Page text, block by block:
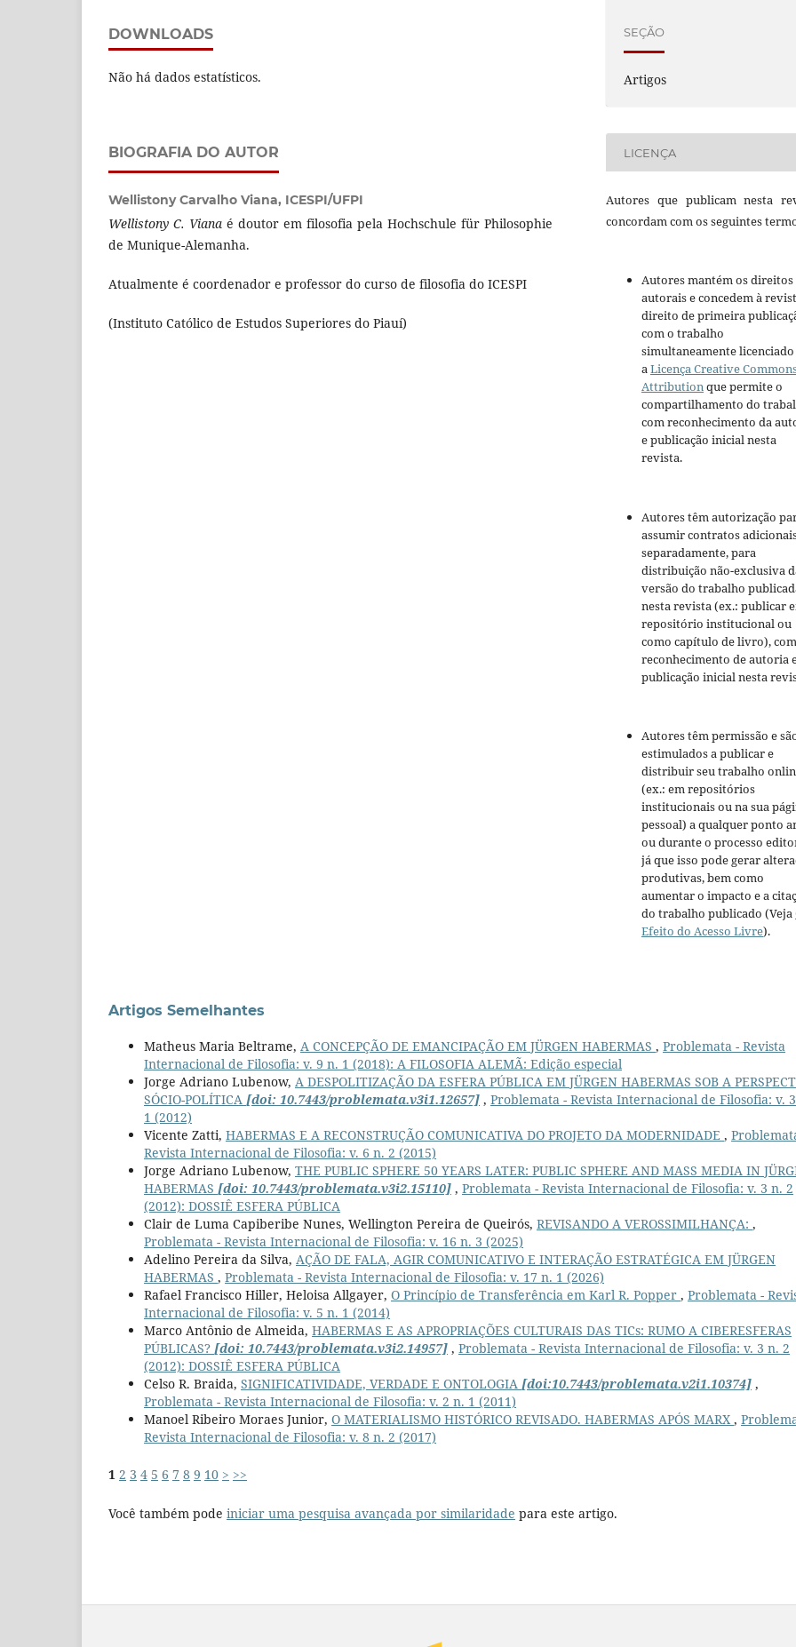
DOWNLOADS
Não há dados estatísticos.
BIOGRAFIA DO AUTOR
Wellistony Carvalho Viana, ICESPI/UFPI
Wellistony C. Viana é doutor em filosofia pela Hochschule für Philosophie
de Munique-Alemanha.
Atualmente é coordenador e professor do curso de filosofia do ICESPI
(Instituto Católico de Estudos Superiores do Piauí)
SEÇÃO
Artigos
LICENÇA
Autores que publicam nesta
concordam com os seguintes
Autores mantém os direitos
autorais e concedem à
direito de primeira
com o trabalho
simultaneamente
aLicença Creative
Attributionque permite o
compartilhamento do
com reconhecimento da
e publicação inicial nesta
revista.
Autores têm autorização
assumir contratos
separadamente, para
distribuição não-exclusiva
versão do trabalho
nesta revista (ex.: publicar
repositório institucional ou
como capítulo de livro), com
reconhecimento de autoria
publicação inicial nesta
Autores têm permissão e
estimulados a publicar e
distribuir seu trabalho
(ex.: em repositórios
institucionais ou na sua
pessoal) a qualquer ponto
ou durante o processo
já que isso pode gerar
produtivas, bem como
aumentar o impacto e a
do trabalho publicado (Veja
Efeito do Acesso Livre).
Artigos Semelhantes
Matheus Maria Beltrame, A CONCEPÇÃO DE EMANCIPAÇÃO EM JÜRGEN HABERMAS , Problemata - Revista
Internacional de Filosofia: v. 9 n. 1 (2018): A FILOSOFIA ALEMÃ: Edição especial
Jorge Adriano Lubenow, A DESPOLITIZAÇÃO DA ESFERA PÚBLICA EM JÜRGEN HABERMAS SOB A
SÓCIO-POLÍTICA [doi: 10.7443/problemata.v3i1.12657] , Problemata - Revista Internacional de Filosofia: v.
1 (2012)
Vicente Zatti, HABERMAS E A RECONSTRUÇÃO COMUNICATIVA DO PROJETO DA MODERNIDADE ,
Revista Internacional de Filosofia: v. 6 n. 2 (2015)
Jorge Adriano Lubenow, THE PUBLIC SPHERE 50 YEARS LATER: PUBLIC SPHERE AND MASS MEDIA IN
HABERMAS [doi: 10.7443/problemata.v3i2.15110] , Problemata - Revista Internacional de Filosofia: v. 3 n. 2
(2012): DOSSIÊ ESFERA PÚBLICA
Clair de Luma Capiberibe Nunes, Wellington Pereira de Queirós, REVISANDO A VEROSSIMILHANÇA: ,
Problemata - Revista Internacional de Filosofia: v. 16 n. 3 (2025)
Adelino Pereira da Silva, AÇÃO DE FALA, AGIR COMUNICATIVO E INTERAÇÃO ESTRATÉGICA EM JÜRGEN
HABERMAS , Problemata - Revista Internacional de Filosofia: v. 17 n. 1 (2026)
Rafael Francisco Hiller, Heloisa Allgayer, O Princípio de Transferência em Karl R. Popper , Problemata -
Internacional de Filosofia: v. 5 n. 1 (2014)
Marco Antônio de Almeida, HABERMAS E AS APROPRIAÇÕES CULTURAIS DAS TICs: RUMO A CIBERESFERAS
PÚBLICAS? [doi: 10.7443/problemata.v3i2.14957] , Problemata - Revista Internacional de Filosofia: v. 3 n. 2
(2012): DOSSIÊ ESFERA PÚBLICA
Celso R. Braida, SIGNIFICATIVIDADE, VERDADE E ONTOLOGIA [doi:10.7443/problemata.v2i1.10374] ,
Problemata - Revista Internacional de Filosofia: v. 2 n. 1 (2011)
Manoel Ribeiro Moraes Junior, O MATERIALISMO HISTÓRICO REVISADO. HABERMAS APÓS MARX ,
Revista Internacional de Filosofia: v. 8 n. 2 (2017)
1 2 3 4 5 6 7 8 9 10 > >>
Você também pode iniciar uma pesquisa avançada por similaridade para este artigo.